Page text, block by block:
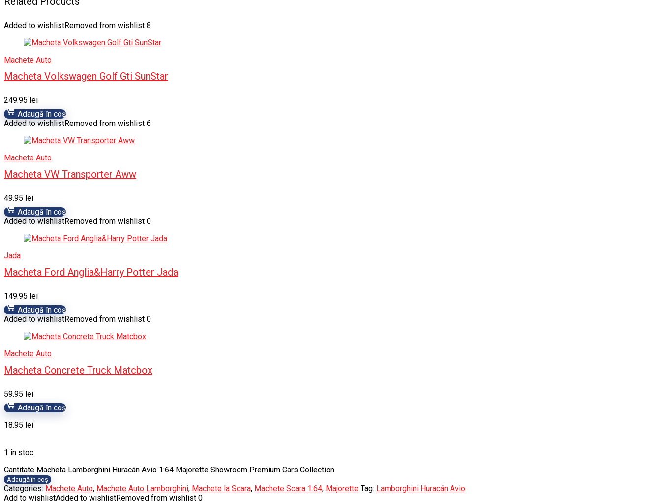
Added to wishlistRemoved from wishlist 8
Machete Auto
Macheta Volkswagen Golf Gti SunStar
249.95 lei
Adaugă în coș
Added to wishlistRemoved from wishlist 6
Machete Auto
Macheta VW Transporter Aww
49.95 lei
Adaugă în coș
Added to wishlistRemoved from wishlist 0
Jada
Macheta Ford Anglia&Harry Potter Jada
149.95 lei
Adaugă în coș
Added to wishlistRemoved from wishlist 0
Machete Auto
Macheta Concrete Truck Matcbox
59.95 lei
Adaugă în coș
18.95 lei
1 în stoc
Cantitate Macheta Lamborghini Huracán Avio 1:64 Majorette Showroom Premium Cars Collection
Adaugă în coș
Categories: Machete Auto, Machete Auto Lamborghini, Machete la Scara, Machete Scara 1:64, Majorette Tag: Lamborghini Huracán Avio
Add to wishlistAdded to wishlistRemoved from wishlist 0